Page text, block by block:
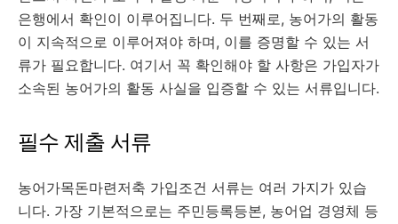
은행에서 확인이 이루어집니다. 두 번째로, 농어가의 활동
이 지속적으로 이루어져야 하며, 이를 증명할 수 있는 서
류가 필요합니다. 여기서 꼭 확인해야 할 사항은 가입자가
소속된 농어가의 활동 사실을 입증할 수 있는 서류입니다.
필수 제출 서류
농어가목돈마련저축 가입조건 서류는 여러 가지가 있습
니다. 가장 기본적으로는 주민등록등본, 농어업 경영체 등